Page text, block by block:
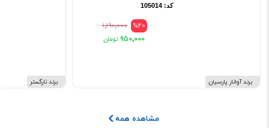
برند آوانار پارسیان
کد: 105014
%20 ۱٬۱۹۰٬۰۰۰
۹۵۰٬۰۰۰
برند نارگستر
مشاهده همه